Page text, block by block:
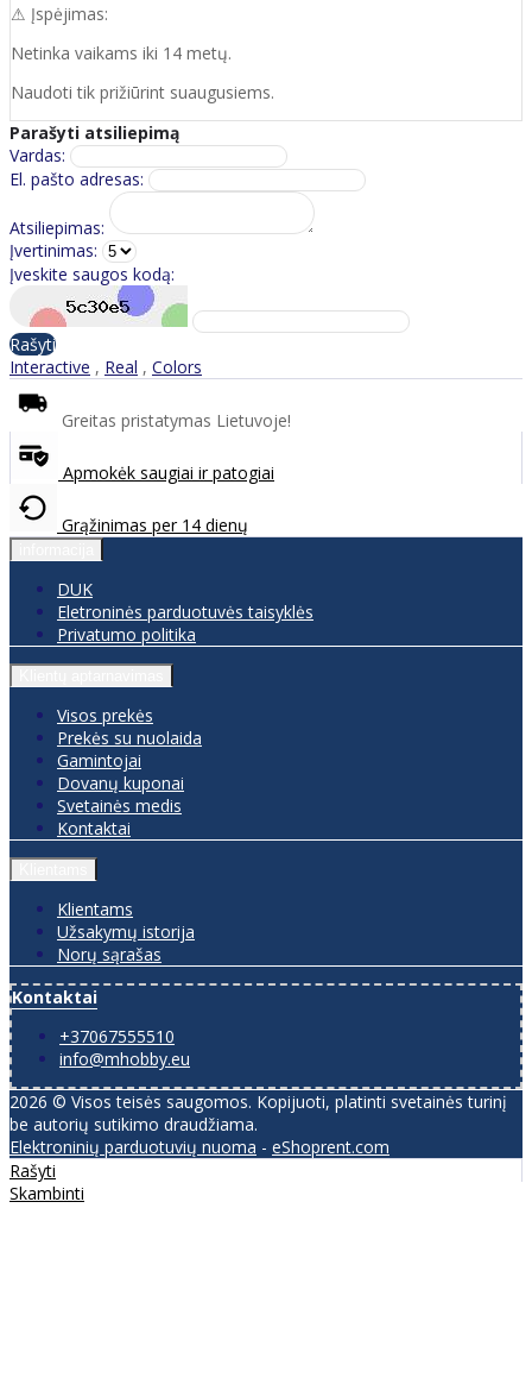
⚠ Įspėjimas:
Netinka vaikams iki 14 metų.
Naudoti tik prižiūrint suaugusiems.
Parašyti atsiliepimą
Vardas:
El. pašto adresas:
Atsiliepimas:
Įvertinimas:
Įveskite saugos kodą:
Rašyti
Interactive , Real , Colors
Greitas pristatymas Lietuvoje!
Apmokėk saugiai ir patogiai
Grąžinimas per 14 dienų
DUK
Eletroninės parduotuvės taisyklės
Privatumo politika
Visos prekės
Prekės su nuolaida
Gamintojai
Dovanų kuponai
Svetainės medis
Kontaktai
Klientams
Užsakymų istorija
Norų sąrašas
Kontaktai
+37067555510
info@mhobby.eu
2026 © Visos teisės saugomos. Kopijuoti, platinti svetainės turinį
be autorių sutikimo draudžiama.
Elektroninių parduotuvių nuoma - eShoprent.com
Rašyti
Skambinti